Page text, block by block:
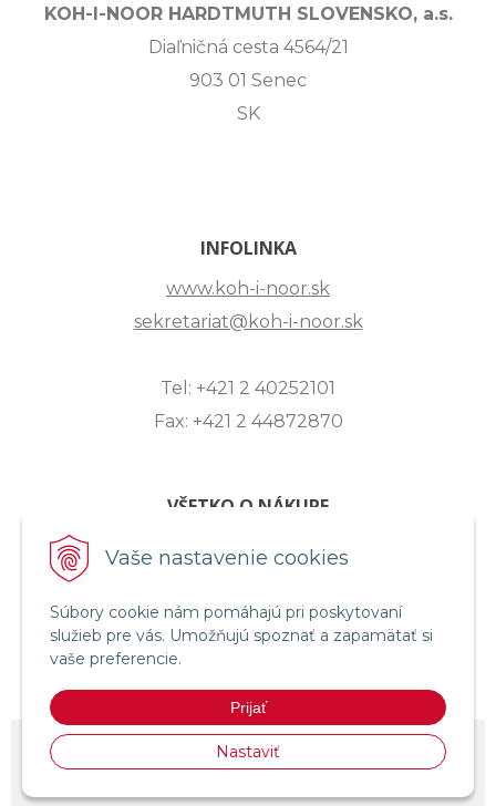
Vaše nastavenie cookies
Súbory cookie nám pomáhajú pri poskytovaní
služieb pre vás. Umožňujú spoznať a zapamätať si
vaše preferencie.
Prijať
Nastaviť
KOH-I-NOOR HARDTMUTH SLOVENSKO, a.s.
Diaľničná cesta 4564/21
903 01 Senec
SK
INFOLINKA
www.koh-i-noor.sk
sekretariat@koh-i-noor.sk
Tel: +421 2 40252101
Fax: +421 2 44872870
VŠETKO O NÁKUPE
ZASLANIE OTÁZKY
OBCHODNÉ PODMIENKY
REKLAMAČNÝ PORIADOK
© 2026 KOH-I-NOOR HARDTMUTH SLOVENSKO • e-shop